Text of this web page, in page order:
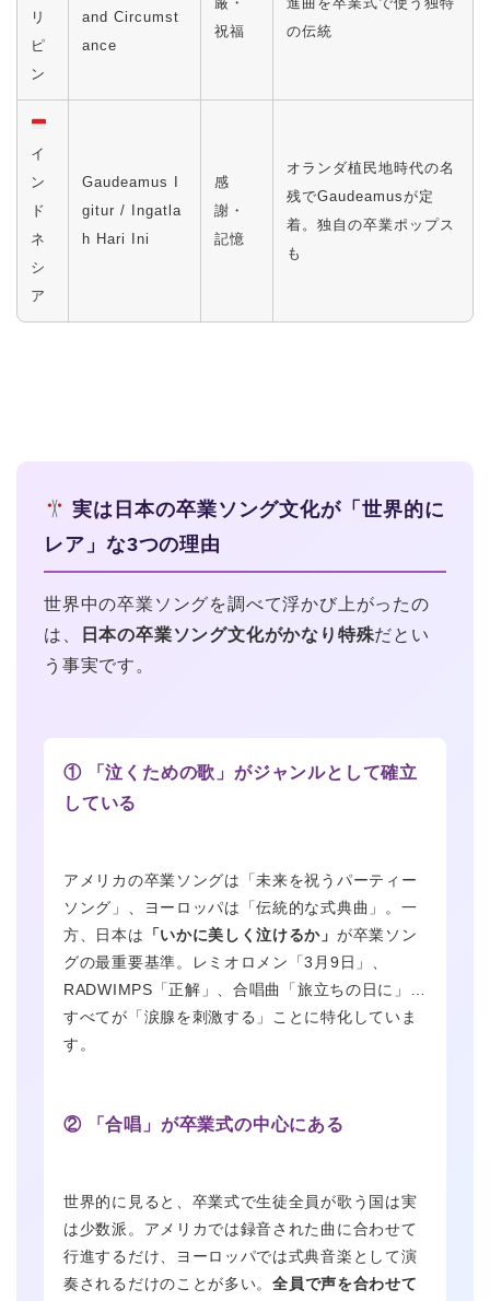
リ
ピ
ン
and Circumst
ance
祝福
の伝統
イ
ン
ド
ネ
シ
ア
Gaudeamus I
gitur / Ingatla
h Hari Ini
感
謝・
記憶
オランダ植民地時代の名
残でGaudeamusが定
着。独自の卒業ポップス
も
実は日本の卒業ソング文化が「世界的に
レア」な3つの理由
世界中の卒業ソングを調べて浮かび上がったの
は、
日本の卒業ソング文化がかなり特殊だとい
う事実です。
① 「泣くための歌」がジャンルとして確立
している
アメリカの卒業ソングは「未来を祝うパーティー
ソング」、ヨーロッパは「伝統的な式典曲」。一
方、日本は 「いかに美しく泣けるか」 が卒業ソン
グの最重要基準。レミオロメン「3月9日」、
RADWIMPS「正解」、合唱曲「旅立ちの日に」…
すべてが「涙腺を刺激する」ことに特化していま
す。
② 「合唱」が卒業式の中心にある
世界的に見ると、卒業式で生徒全員が歌う国は実
は少数派。アメリカでは録音された曲に合わせて
行進するだけ、ヨーロッパでは式典音楽として演
奏されるだけのことが多い。全員で声を合わせて